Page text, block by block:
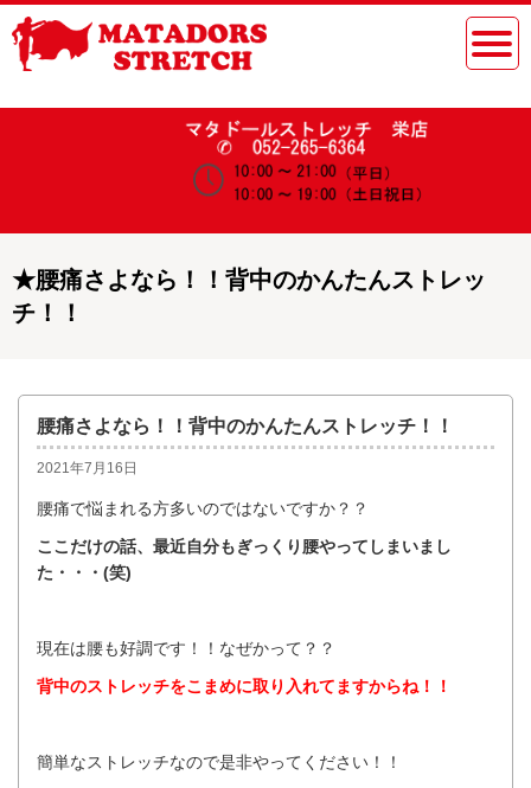
★腰痛さよなら！！背中のかんたんストレッ
チ！！
腰痛さよなら！！背中のかんたんストレッチ！！
2021年7月16日
腰痛で悩まれる方多いのではないですか？？
ここだけの話、最近自分もぎっくり腰やってしまいまし
た・・・(笑)
現在は腰も好調です！！なぜかって？？
背中のストレッチをこまめに取り入れてますからね！
！
簡単なストレッチなので是非やってください！！